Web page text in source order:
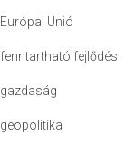
Európai Unió
fenntartható fejlődés
gazdaság
geopolitika